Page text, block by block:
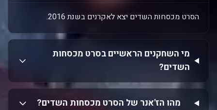
הסרט מכסחות השדים יצא לאקרנים בשנת 2016.
מי השחקנים הראשיים בסרט מכסחות
השדים?
מהו הז'אנר של הסרט מכסחות השדים?